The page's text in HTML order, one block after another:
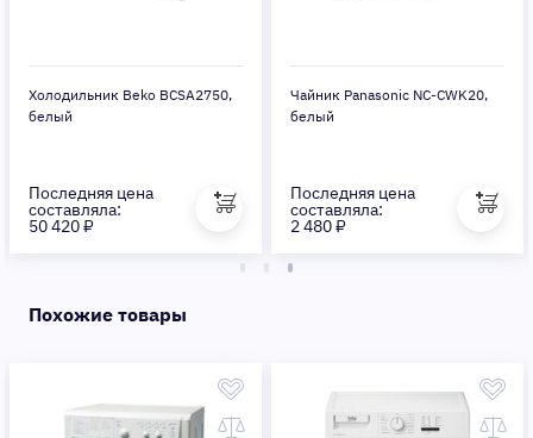
Холодильник Beko BCSA2750,
белый
Последняя цена
составляла:
50 420 ₽
Чайник Panasonic NC-CWK20,
белый
Последняя цена
составляла:
2 480 ₽
Похожие товары